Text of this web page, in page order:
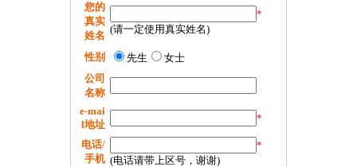
您的
真实
姓名
*
(请一定使用真实姓名)
性别 先生
女士
公司
名称
e-mai
l地址
*
电话/
手机
*
(电话请带上区号，谢谢)